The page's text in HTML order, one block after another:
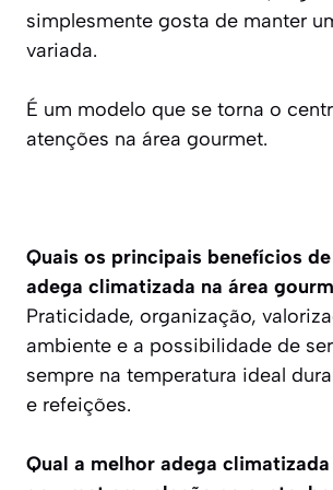
simplesmente gosta de manter
variada.
É um modelo que se torna o
atenções na área gourmet.
Quais os principais benefícios
adega climatizada na área
Praticidade, organização,
ambiente e a possibilidade de
sempre na temperatura ideal
e refeições.
Qual a melhor adega